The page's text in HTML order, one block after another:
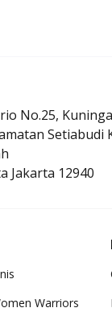
No.25,
Setiabudi
Jakarta 12940
Warriors